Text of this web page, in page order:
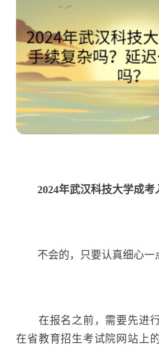
2024年武汉科技大学成考
不会的，只要认真细心一
在报名之前，需要先进行
在省教育招生考试院网站上